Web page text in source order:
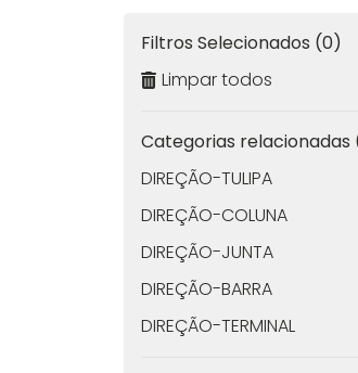
Filtros Selecionados (0)
Limpar todos
Categorias relacionadas
DIREÇÃO-TULIPA
DIREÇÃO-COLUNA
DIREÇÃO-JUNTA
DIREÇÃO-BARRA
DIREÇÃO-TERMINAL